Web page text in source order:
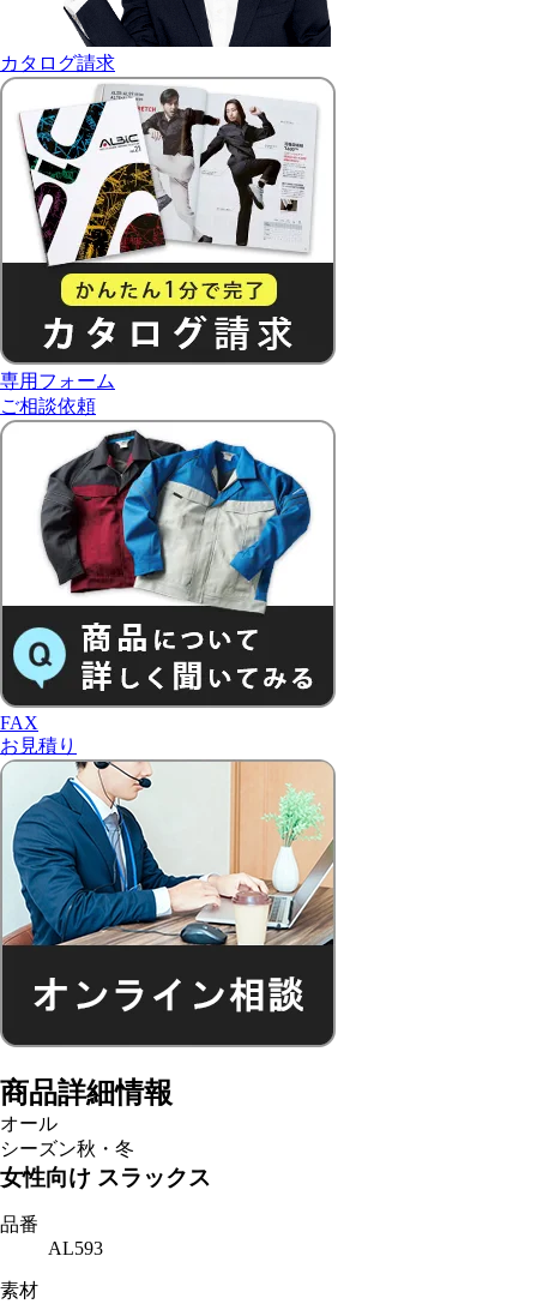
カタログ請求
専用フォーム
ご相談依頼
FAX
お見積り
商品詳細情報
オール
シーズン秋・冬
女性向け スラックス
品番
AL593
素材